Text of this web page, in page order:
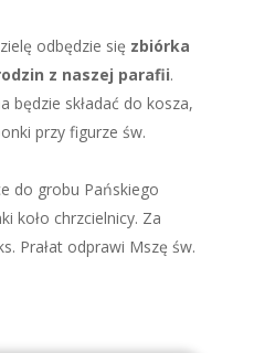
odbędzie się zbiórka
z naszej parafii.
będzie składać do kosza,
przy figurze św.
do grobu Pańskiego
koło chrzcielnicy. Za
Prałat odprawi Mszę św.